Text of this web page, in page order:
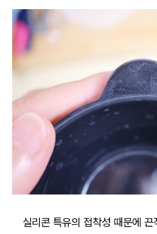
실리콘 특유의 접착성 때문에